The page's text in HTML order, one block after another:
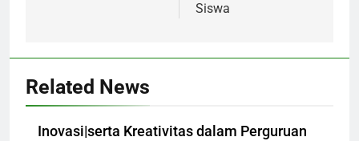
Siswa
Related News
Inovasi|serta Kreativitas dalam Perguruan